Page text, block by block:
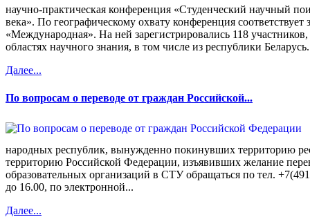
научно-практическая конференция «Студенческий научный
века». По географическому охвату конференция соответствует
«Международная». На ней зарегистрировались 118
областях научного знания, в том числе из республики
Далее...
По вопросам о переводе от граждан Российской...
народных республик, вынужденно покинувших территорию
территорию Российской Федерации, изъявивших желание
образовательных организаций в СТУ обращаться по тел.
до 16.00, по электронной...
Далее...